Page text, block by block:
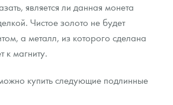
является ли данная монета
Чистое золото не будет
а металл, из которого сделана
к магниту.
купить следующие подлинные